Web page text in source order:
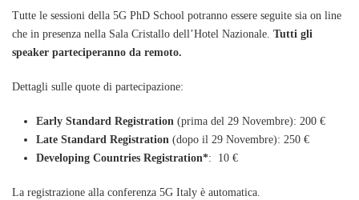
Tutte le sessioni della 5G PhD School potranno essere seguite sia on line
che in presenza nella Sala Cristallo dell’Hotel Nazionale. Tutti gli
speaker parteciperanno da remoto.
Dettagli sulle quote di partecipazione:
Early Standard Registration (prima del 29 Novembre): 200 €
Late Standard Registration (dopo il 29 Novembre): 250 €
Developing Countries Registration*: 10 €
La registrazione alla conferenza 5G Italy è automatica.